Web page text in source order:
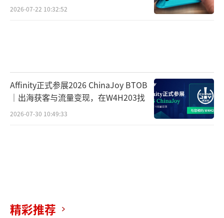
2026-07-22 10:32:52
Affinity正式参展2026 ChinaJoy BTOB
｜出海获客与流量变现，在W4H203找
2026-07-30 10:49:33
精彩推荐